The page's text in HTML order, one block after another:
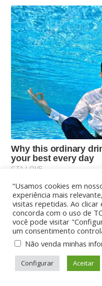
“Usamos cookies em
experiência mais
visitas repetidas. Ao clicar
concorda com o uso de
você pode visitar
um consentimento
Não venda minhas
Configurar Aceitar